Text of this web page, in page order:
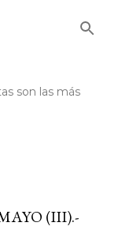
son las más
(III).-